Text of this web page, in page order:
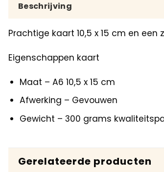
Beschrijving
Prachtige kaart 10,5 x 15 cm en een
Eigenschappen kaart
Maat – A6 10,5 x 15 cm
Afwerking – Gevouwen
Gewicht – 300 grams
Gerelateerde producten